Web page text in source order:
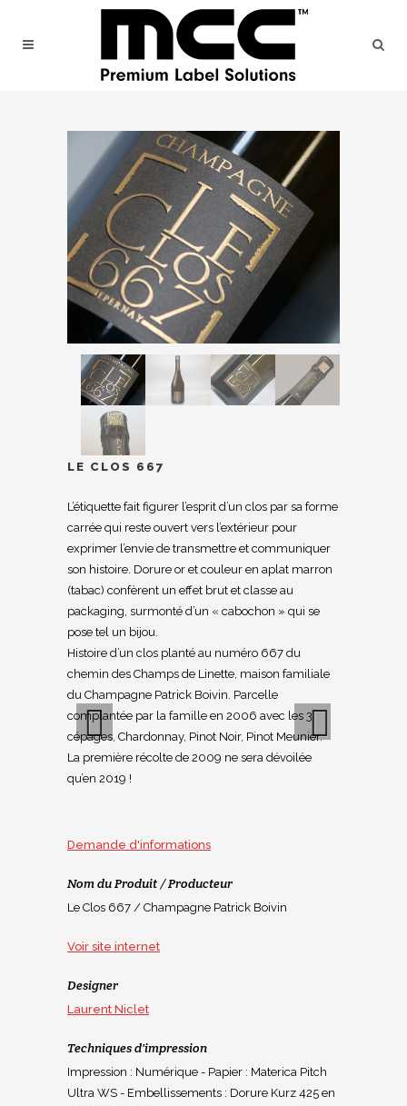
Previous
LE CLOS 667
L’étiquette fait figurer l’esprit d’un clos par sa forme
carrée qui reste ouvert vers l’extérieur pour
exprimer l’envie de transmettre et communiquer
son histoire. Dorure or et couleur en aplat marron
(tabac) confèrent un effet brut et classe au
packaging, surmonté d’un « cabochon » qui se
pose tel un bijou.
Histoire d’un clos planté au numéro 667 du
chemin des Champs de Linette, maison familiale
du Champagne Patrick Boivin. Parcelle
complantée par la famille en 2006 avec les 3
cépages, Chardonnay, Pinot Noir, Pinot Meunier.
La première récolte de 2009 ne sera dévoilée
qu’en 2019 !
Demande d'informations
Nom du Produit / Producteur
Le Clos 667 / Champagne Patrick Boivin
Voir site internet
Designer
Laurent Niclet
Techniques d'impression
Impression : Numérique - Papier : Materica Pitch
Ultra WS - Embellissements : Dorure Kurz 425 en